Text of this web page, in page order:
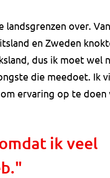
over.
en Zweden
dus ik moet wel
die meedoet. Ik
ervaring op te
ik veel